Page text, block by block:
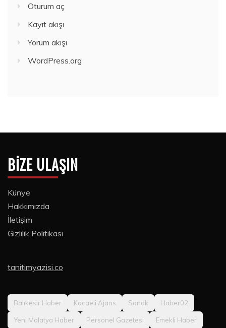
Oturum aç
Kayıt akışı
Yorum akışı
WordPress.org
BIZE ULAŞIN
Künye
Hakkımızda
İletişim
Gizlilik Politikası
tanitimyazisi.co
Balıkesir Haber Kocaeli Ajans Sondk Haber02
Yeni Malatya Haber Personel Gazetesi Emekli Haber